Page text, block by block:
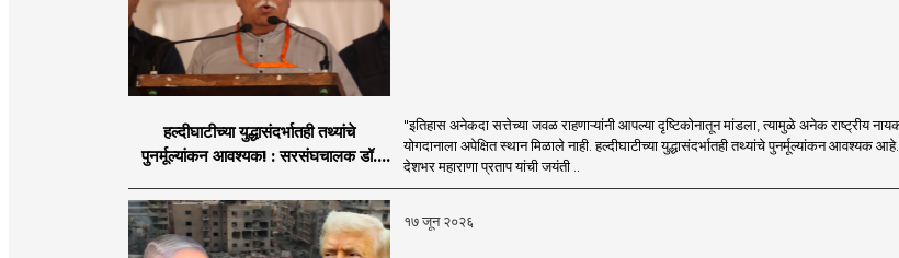
हल्दीघाटीच्या युद्धासंदर्भातही तथ्यांचे
पुनर्मूल्यांकन आवश्यक! : सरसंघचालक डॉ.
"इतिहास अनेकदा सत्तेच्या जवळ राहणाऱ्यांनी आपल्या दृष्टिकोनातून मांडला, त्यामुळे अनेक राष्ट्रीय
योगदानाला अपेक्षित स्थान मिळाले नाही. हल्दीघाटीच्या युद्धासंदर्भातही तथ्यांचे पुनर्मूल्यांकन आवश्यक
देशभर महाराणा प्रताप यांची जयंती ..
१७ जून २०२६